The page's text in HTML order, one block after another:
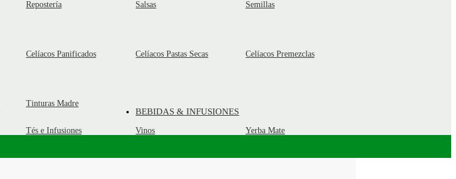
Repostería Salsas Semillas
Celíacos Panificados Celíacos Pastas Secas Celíacos Premezclas
Tinturas Madre
BEBIDAS & INFUSIONES
Tés e Infusiones Vinos Yerba Mate